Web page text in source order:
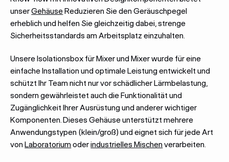
unserGehäuseReduzieren Sie den Geräuschpegel
erheblich und helfen Sie gleichzeitig dabei, strenge
Sicherheitsstandards am Arbeitsplatz einzuhalten.
Unsere Isolationsbox für Mixer und Mixer wurde für eine
einfache Installation und optimale Leistung entwickelt und
schützt Ihr Team nicht nur vor schädlicher Lärmbelastung,
sondern gewährleistet auch die Funktionalität und
Zugänglichkeit Ihrer Ausrüstung und anderer wichtiger
Komponenten. Dieses Gehäuse unterstützt mehrere
Anwendungstypen (klein/groß) und eignet sich für jede Art
vonLaboratorium oderindustrielles Mischen verarbeiten.